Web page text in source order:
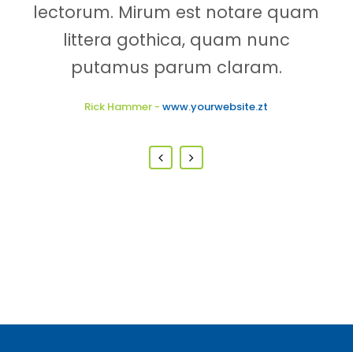
eu sit. Mea cu case ludus integre,
vide viderer eleifend ex mea. His ay
diceret, cum et atqui placerat.
Alan Snow-www.yourwebsite.zt
lectorum. Mirum est notare quam
littera gothica, quam nunc
putamus parum claram.
Rick Hammer -www.yourwebsite.zt